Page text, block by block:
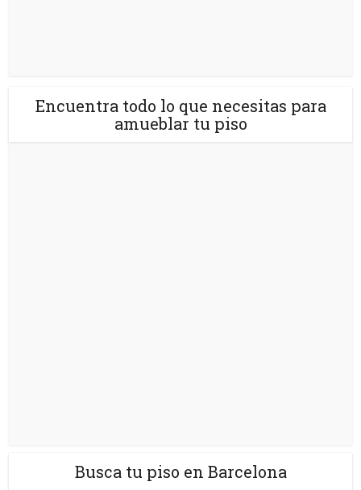
Encuentra todo lo que necesitas para
amueblar tu piso
Busca tu piso en Barcelona